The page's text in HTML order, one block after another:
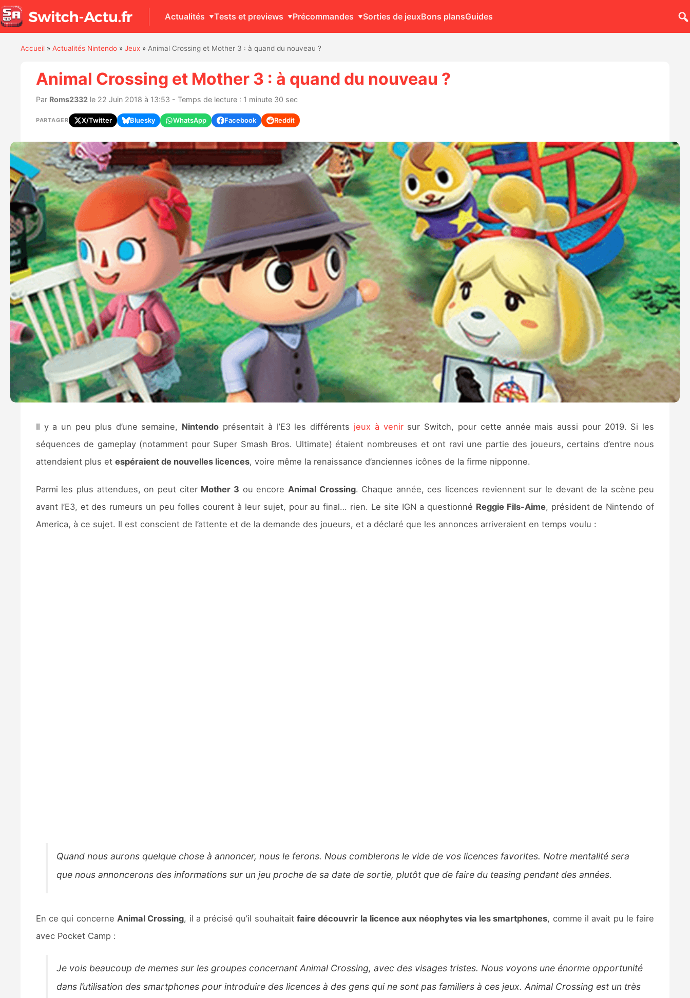
Actualités Tests et previews Précommandes Sorties de jeuxBons plansGuides
Accueil» Actualités Nintendo» Jeux» Animal Crossing et Mother 3 : à quand du nouveau ?
Animal Crossing et Mother 3 : à quand du nouveau ?
Par Roms2332le 22 Juin 2018 à 13:53 - Temps de lecture : 1 minute 30 sec
PARTAGER X/Twitter Bluesky WhatsApp Facebook Reddit
Il y a un peu plus d’une semaine, Nintendo présentait à l’E3 les différents jeux à venirsur Switch, pour cette année mais aussi pour 2019. Si les
séquences de gameplay (notamment pour Super Smash Bros. Ultimate) étaient nombreuses et ont ravi une partie des joueurs, certains d’entre nous
attendaient plus et espéraient de nouvelles licences, voire même la renaissance d’anciennes icônes de la firme nipponne.
Parmi les plus attendues, on peut citer Mother 3 ou encore Animal Crossing. Chaque année, ces licences reviennent sur le devant de la scène peu
avant l’E3, et des rumeurs un peu folles courent à leur sujet, pour au final… rien. Le site IGN a questionné Reggie Fils-Aime, président de Nintendo of
America, à ce sujet. Il est conscient de l’attente et de la demande des joueurs, et a déclaré que les annonces arriveraient en temps voulu :
Quand nous aurons quelque chose à annoncer, nous le ferons. Nous comblerons le vide de vos licences favorites. Notre mentalité sera
que nous annoncerons des informations sur un jeu proche de sa date de sortie, plutôt que de faire du teasing pendant des années.
En ce qui concerne Animal Crossing, il a précisé qu’il souhaitaitfaire découvrir la licence aux néophytes via les smartphones, comme il avait pu le faire
avec Pocket Camp :
Je vois beaucoup de memes sur les groupes concernant Animal Crossing, avec des visages tristes. Nous voyons une énorme opportunité
dans l’utilisation des smartphones pour introduire des licences à des gens qui ne sont pas familiers à ces jeux. Animal Crossing est un très